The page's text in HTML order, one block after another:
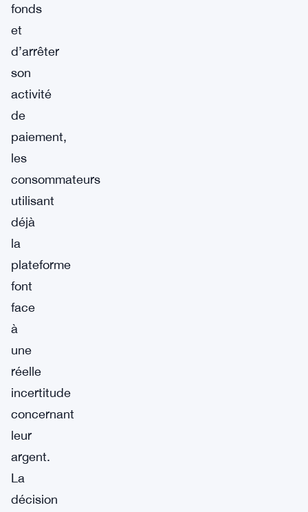
fonds
et
d’arrêter
son
activité
de
paiement,
les
consommateurs
utilisant
déjà
la
plateforme
font
face
à
une
réelle
incertitude
concernant
leur
argent.
La
décision